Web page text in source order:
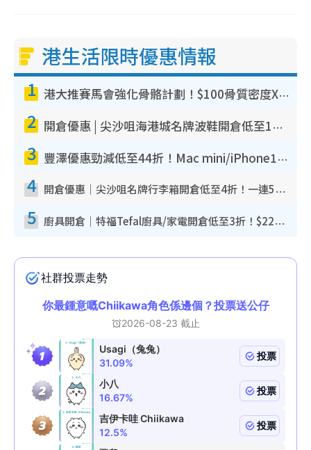
港生活限時優惠情報
1 港大推賽馬會強化骨骼計劃！$100骨質密度X光檢查 完成免費運動訓練送超市禮券！附參加資格
2 開倉優惠 | 尖沙咀海港城名牌波鞋開倉低至1折！On鞋$899起／Joy&Peace鞋履$98起
3 豐澤優惠勁減低至44折！Mac mini/iPhone17Pro大減價！廚房家電$220起
4 開倉優惠｜尖沙咀名牌行李箱開倉低至4折！一連5日 American Tourister/ace./Hallmark $200起！
5 廚具開倉｜特福Tefal廚具/家電開倉低至3折！$220起買平底鍋/炒鑊/湯煲！電飯煲/吸塵機/燙斗$418起